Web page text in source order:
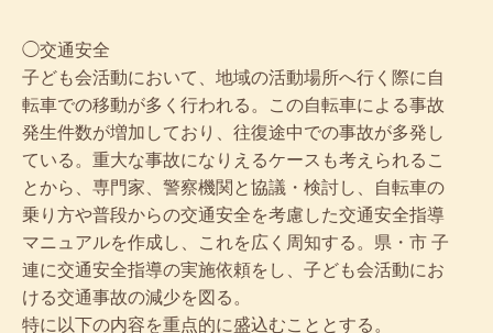
◯交通安全
子ども会活動において、地域の活動場所へ行く際に自
転車での移動が多く行われる。この自転車による事故
発生件数が増加しており、往復途中での事故が多発し
ている。重大な事故になりえるケースも考えられるこ
とから、専門家、警察機関と協議・検討し、自転車の
乗り方や普段からの交通安全を考慮した交通安全指導
マニュアルを作成し、これを広く周知する。県・市 子
連に交通安全指導の実施依頼をし、子ども会活動にお
ける交通事故の減少を図る。
特に以下の内容を重点的に盛込むこととする。